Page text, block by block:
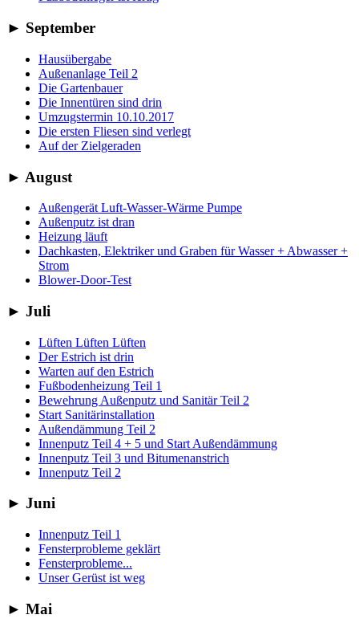
► September
Hausübergabe
Außenanlage Teil 2
Die Gartenbauer
Die Innentüren sind drin
Umzugstermin 10.10.2017
Die ersten Fliesen sind verlegt
Auf der Zielgeraden
► August
Außengerät Luft-Wasser-Wärme Pumpe
Außenputz ist dran
Heizung läuft
Dachkasten, Elektriker und Graben für Wasser + Abwasser +
Strom
Blower-Door-Test
► Juli
Lüften Lüften Lüften
Der Estrich ist drin
Warten auf den Estrich
Fußbodenheizung Teil 1
Bewehrung Außenputz und Sanitär Teil 2
Start Sanitärinstallation
Außendämmung Teil 2
Innenputz Teil 4 + 5 und Start Außendämmung
Innenputz Teil 3 und Bitumenanstrich
Innenputz Teil 2
► Juni
Innenputz Teil 1
Fensterprobleme geklärt
Fensterprobleme...
Unser Gerüst ist weg
► Mai